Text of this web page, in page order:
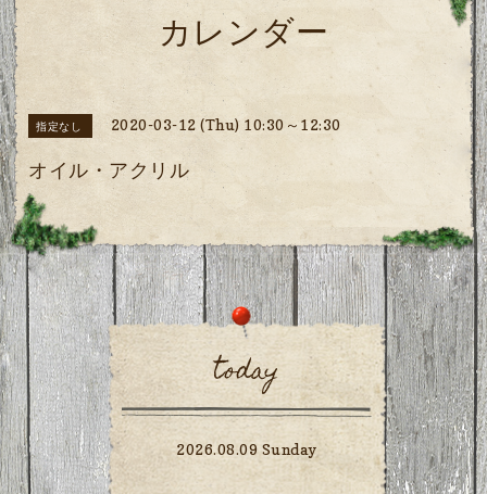
カレンダー
指定なし 2020-03-12 (Thu) 10:30～12:30
オイル・アクリル
today
2026.08.09 Sunday